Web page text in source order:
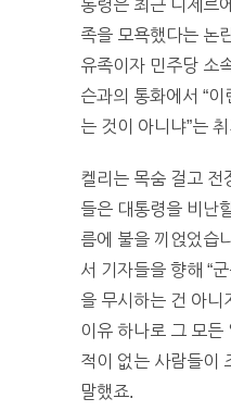
통령은 최근 니제르
족을 모욕했다는 논
유족이자 민주당 소
슨과의 통화에서 “
는 것이 아니냐”는
켈리는 목숨 걸고 전
들은 대통령을 비난
름에 불을 끼얹었습
서 기자들을 향해 “
을 무시하는 건 아니
이유 하나로 그 모든
적이 없는 사람들이
말했죠.